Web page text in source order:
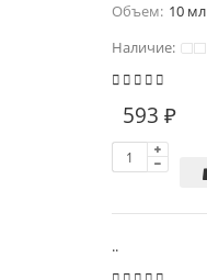
Объем: 10 мл
Наличие:
593 ₽
..